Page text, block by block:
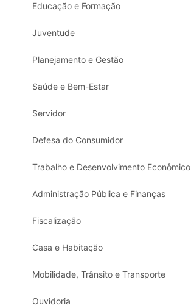
Educação e Formação
Juventude
Planejamento e Gestão
Saúde e Bem-Estar
Servidor
Defesa do Consumidor
Trabalho e Desenvolvimento Econômico
Administração Pública e Finanças
Fiscalização
Casa e Habitação
Mobilidade, Trânsito e Transporte
Ouvidoria